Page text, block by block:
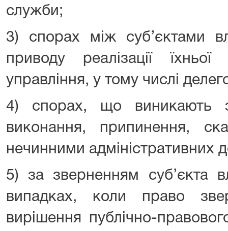
служби;
3) спорах між суб’єктами
приводу реалізації
управління, у тому числі
4) спорах, що виникають
виконання, припинення,
нечинними адміністративних
5) за зверненням суб’єкта
випадках, коли право
вирішення публічно-